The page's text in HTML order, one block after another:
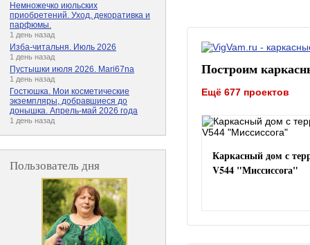
Построим
Ещё 677 проектов
Каркасный дом с
V544 "Миссиссога"
Немножечко июльских
приобретений. Уход, декоративка и
парфюмы.
1 день назад
Изба-читальня. Июль 2026
1 день назад
Пустышки июля 2026. Mari67na
1 день назад
Гостюшка. Мои косметические
экземпляры, добравшиеся до
донышка. Апрель-май 2026 года
1 день назад
Пользователь дня